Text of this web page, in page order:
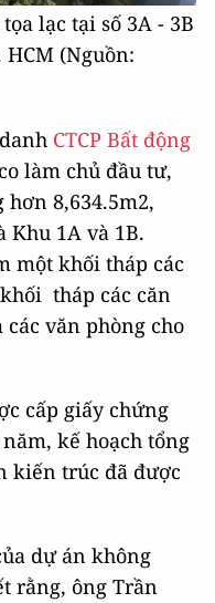
lạc tại số 3A - 3B
(Nguồn:
CTCP Bất động
làm chủ đầu tư,
8,634.5m2,
Khu 1A và 1B.
một khối tháp các
tháp các căn
các văn phòng cho
cấp giấy chứng
kế hoạch tổng
kiến trúc đã được
dự án không
rằng, ông Trần